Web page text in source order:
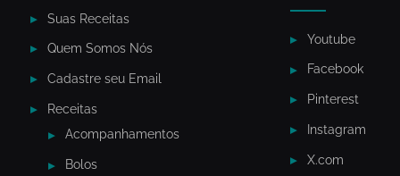
Suas Receitas
Quem Somos Nós
Cadastre seu Email
Receitas
Acompanhamentos
Bolos
Youtube
Facebook
Pinterest
Instagram
X.com